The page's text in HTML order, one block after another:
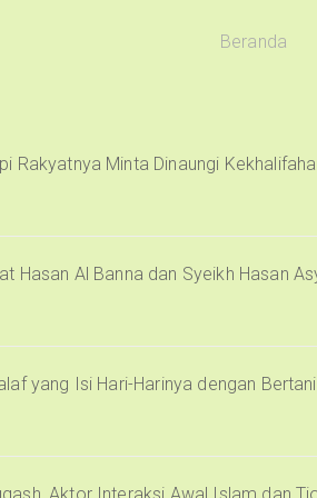
Beranda
Rakyatnya Minta Dinaungi
Hasan Al Banna dan Syeikh Hasan
yang Isi Hari-Harinya dengan Bertani
Aktor Interaksi Awal Islam dan